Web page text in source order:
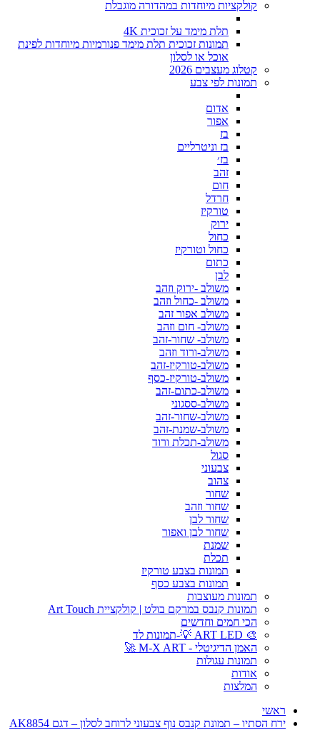
קולקציות מיוחדות במהדורה מוגבלת
תלת מימד על זכוכית 4K
תמונות זכוכית תלת מימד פנורמיות מיוחדות לפינת
אוכל או לסלון
קטלוג מעצבים 2026
תמונות לפי צבע
אדום
אפור
בז
בז וניטרליים
בז׳
זהב
חום
חרדל
טורקיז
ירוק
כחול
כחול וטורקיז
כתום
לבן
משולב -ירוק וזהב
משולב -כחול וזהב
משולב אפור זהב
משולב- חום וזהב
משולב- שחור-זהב
משולב-ורוד וזהב
משולב-טורקיז-זהב
משולב-טורקיז-כסף
משולב-כתום-זהב
משולב-ססגוני
משולב-שחור-זהב
משולב-שמנת-זהב
משולב-תכלת ורוד
סגול
צבעוני
צהוב
שחור
שחור וזהב
שחור לבן
שחור לבן ואפור
שמנת
תכלת
תמונות בצבע טורקיז
תמונות בצבע כסף
תמונות מעוצבות
תמונות קנבס במרקם בולט | קולקציית Art Touch
הכי חמים וחדשים
🎨 ART LED 💡-תמונות לד
האמן הדיגיטלי - M-X ART 🚀
תמונות עגולות
אודות
המלצות
ראשי
ירח הסתיו – תמונת קנבס נוף צבעוני לרוחב לסלון – דגם AK8854